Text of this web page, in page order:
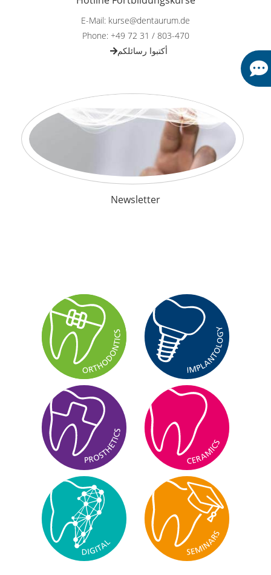
E-Mail: kurse@dentaurum.de
Phone: +49 72 31 / 803-470
أكتبوا رسائلكم
Newsletter